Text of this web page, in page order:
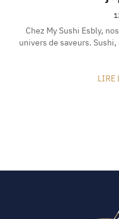
Chez My Sushi Esbly,
univers de saveurs.
LIRE